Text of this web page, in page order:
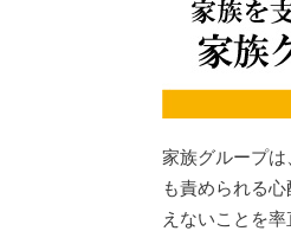
家族グループ
も責められる
えないことを